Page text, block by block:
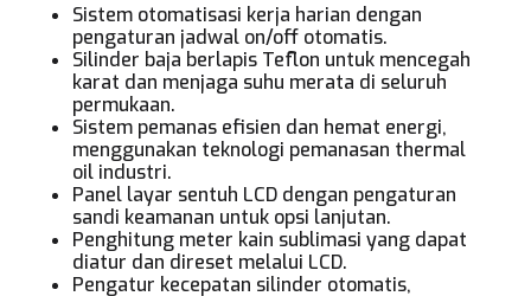
Sistem otomatisasi kerja harian dengan
pengaturan jadwal on/off otomatis.
Silinder baja berlapis Teflon untuk mencegah
karat dan menjaga suhu merata di seluruh
permukaan.
Sistem pemanas efisien dan hemat energi,
menggunakan teknologi pemanasan thermal
oil industri.
Panel layar sentuh LCD dengan pengaturan
sandi keamanan untuk opsi lanjutan.
Penghitung meter kain sublimasi yang dapat
diatur dan direset melalui LCD.
Pengatur kecepatan silinder otomatis,